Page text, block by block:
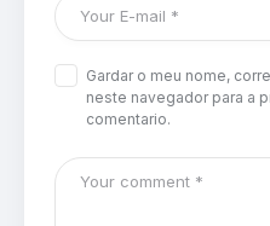
Gardar o meu nome,
neste navegador para a
comentario.